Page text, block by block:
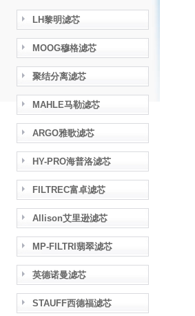
LH黎明滤芯
MOOG穆格滤芯
聚结分离滤芯
MAHLE马勒滤芯
ARGO雅歌滤芯
HY-PRO海普洛滤芯
FILTREC富卓滤芯
Allison艾里逊滤芯
MP-FILTRI翡翠滤芯
英德诺曼滤芯
STAUFF西德福滤芯